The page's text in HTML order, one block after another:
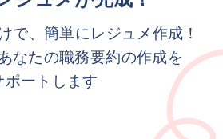
で、簡単にレジュメ作成！
なたの職務要約の作成を
ポートします